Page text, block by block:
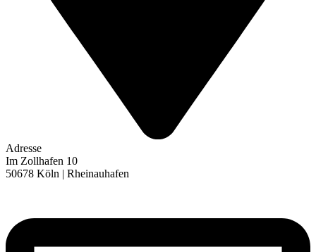
Adresse
Im Zollhafen 10
50678 Köln | Rheinauhafen